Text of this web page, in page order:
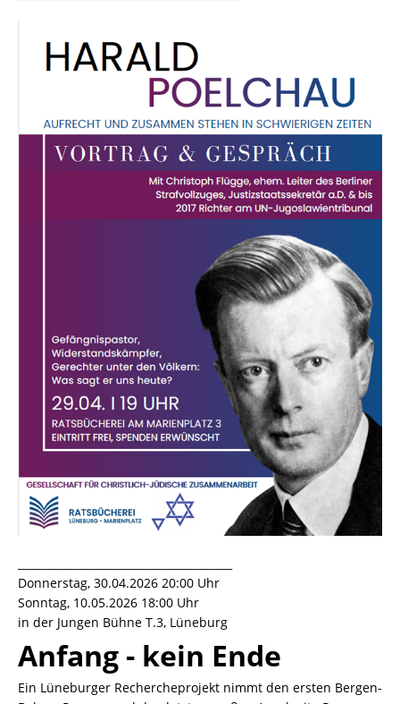
Donnerstag, 30.04.2026 20:00 Uhr
Sonntag, 10.05.2026 18:00 Uhr
in der Jungen Bühne T.3, Lüneburg
Anfang - kein Ende
Ein Lüneburger Rechercheprojekt nimmt den ersten Bergen-